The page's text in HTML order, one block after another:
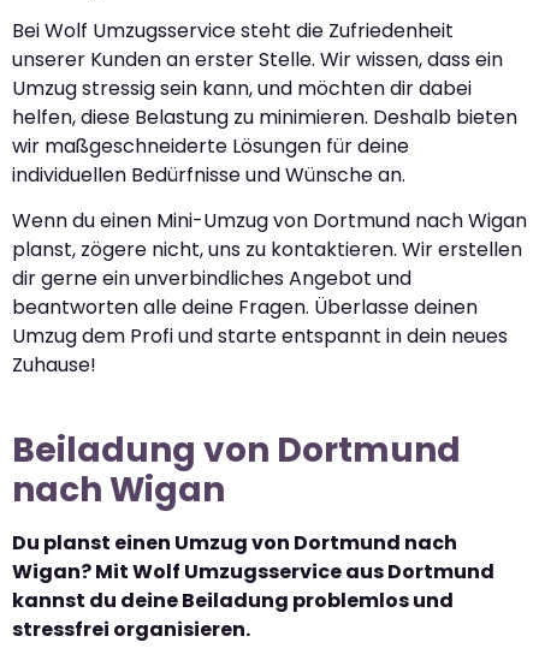
Bei Wolf Umzugsservice steht die Zufriedenheit
unserer Kunden an erster Stelle. Wir wissen, dass ein
Umzug stressig sein kann, und möchten dir dabei
helfen, diese Belastung zu minimieren. Deshalb bieten
wir maßgeschneiderte Lösungen für deine
individuellen Bedürfnisse und Wünsche an.
Wenn du einen Mini-Umzug von Dortmund nach Wigan
planst, zögere nicht, uns zu kontaktieren. Wir erstellen
dir gerne ein unverbindliches Angebot und
beantworten alle deine Fragen. Überlasse deinen
Umzug dem Profi und starte entspannt in dein neues
Zuhause!
Beiladung von Dortmund
nach Wigan
Du planst einen Umzug von Dortmund nach
Wigan? Mit Wolf Umzugsservice aus Dortmund
kannst du deine Beiladung problemlos und
stressfrei organisieren.